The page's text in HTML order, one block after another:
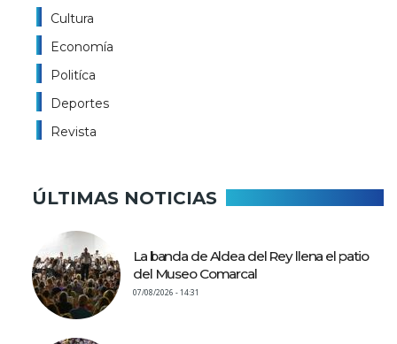
Cultura
Economía
Politíca
Deportes
Revista
ÚLTIMAS NOTICIAS
La banda de Aldea del Rey llena el patio
del Museo Comarcal
07/08/2026 - 14:31